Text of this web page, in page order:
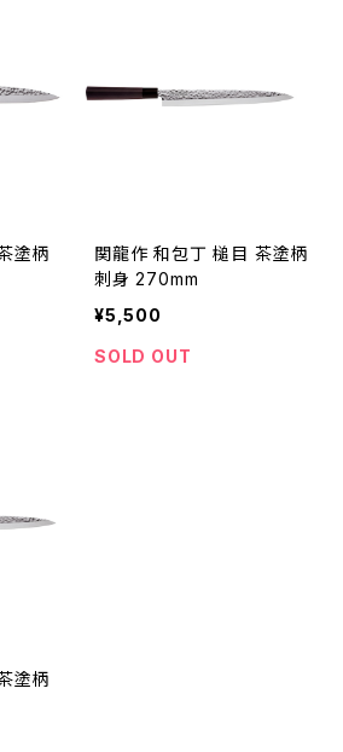
塗柄
関龍作 和包丁 槌目 茶塗柄
刺身 270mm
¥5,500
SOLD OUT
塗柄